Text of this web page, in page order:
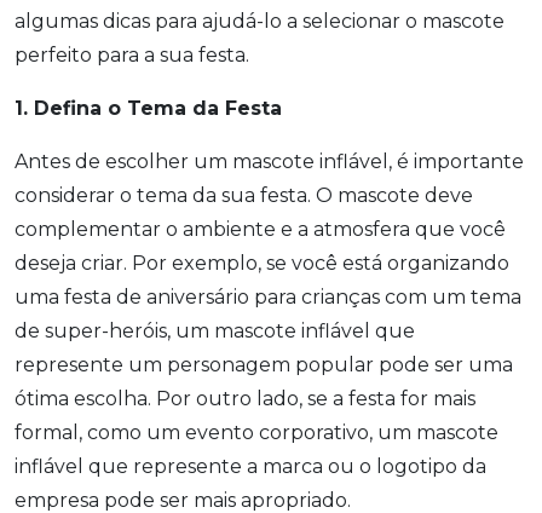
algumas dicas para ajudá-lo a selecionar o mascote
perfeito para a sua festa.
1. Defina o Tema da Festa
Antes de escolher um mascote inflável, é importante
considerar o tema da sua festa. O mascote deve
complementar o ambiente e a atmosfera que você
deseja criar. Por exemplo, se você está organizando
uma festa de aniversário para crianças com um tema
de super-heróis, um mascote inflável que
represente um personagem popular pode ser uma
ótima escolha. Por outro lado, se a festa for mais
formal, como um evento corporativo, um mascote
inflável que represente a marca ou o logotipo da
empresa pode ser mais apropriado.